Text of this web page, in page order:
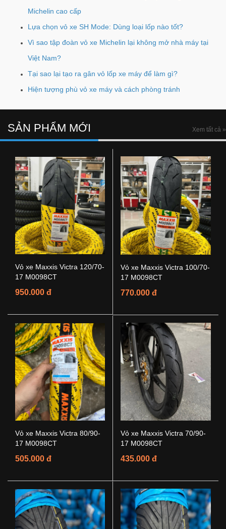
Michelin cao cấp
Lựa chọn vỏ xe SH Mode: Dùng loại lốp nào tốt?
Vì sao tập đoàn vỏ xe Michelin lại không mở nhà máy tại
Việt Nam?
Tại sao lại tạo ra gân vỏ lốp xe máy để làm gì?
Hiện tượng phù vỏ xe máy và cách phòng tránh
SẢN PHẨM MỚI Xem tất cả »
Vỏ xe Maxxis Victra 120/70-
17 M0098CT
950.000 đ
Vỏ xe Maxxis Victra 100/70-
17 M0098CT
770.000 đ
Vỏ xe Maxxis Victra 80/90-
17 M0098CT
505.000 đ
Vỏ xe Maxxis Victra 70/90-
17 M0098CT
435.000 đ